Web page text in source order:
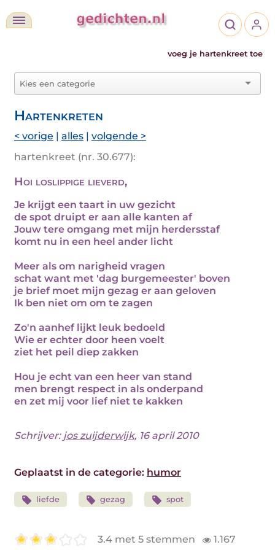
voeg je hartenkreet toe
Hartenkreten
< vorige | alles | volgende >
hartenkreet (nr. 30.677):
Hoi loslippige lieverd,
Je krijgt een taart in uw gezicht
de spot druipt er aan alle kanten af
Jouw tere omgang met mijn herdersstaf
komt nu in een heel ander licht
Meer als om narigheid vragen
schat want met 'dag burgemeester' boven
je brief moet mijn gezag er aan geloven
Ik ben niet om om te zagen
Zo'n aanhef lijkt leuk bedoeld
Wie er echter door heen voelt
ziet het peil diep zakken
Hou je echt van een heer van stand
men brengt respect in als onderpand
en zet mij voor lief niet te kakken
Schrijver: jos zuijderwijk, 16 april 2010
Geplaatst in de categorie: humor
liefde gezag spot
3.4 met 5 stemmen 1.167